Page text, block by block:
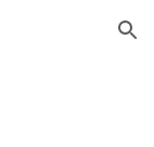
Skip to navigation